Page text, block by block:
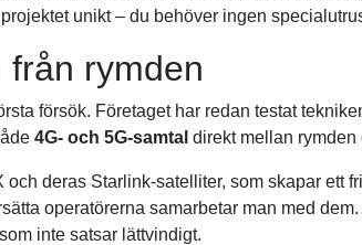
unikt – du behöver ingen
rymden
försök. Företaget har redan testat
4G- och 5G-samtal direkt mellan rymden
deras Starlink-satelliter, som skapar ett
operatörerna samarbetar man med
inte satsar lättvindigt.